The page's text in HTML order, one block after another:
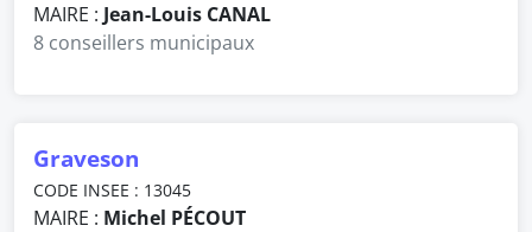
MAIRE : Jean-Louis CANAL
8 conseillers municipaux
Graveson
CODE INSEE : 13045
MAIRE : Michel PÉCOUT